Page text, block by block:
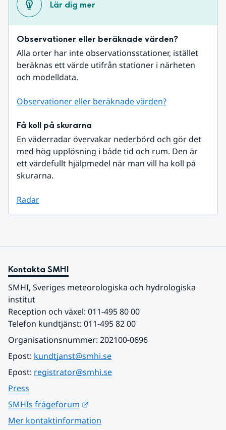
Lär dig mer
Observationer eller beräknade värden?
Alla orter har inte observationsstationer, istället
beräknas ett värde utifrån stationer i närheten
och modelldata.
Observationer eller beräknade värden?
Få koll på skurarna
En väderradar övervakar nederbörd och gör det
med hög upplösning i både tid och rum. Den är
ett värdefullt hjälpmedel när man vill ha koll på
skurarna.
Radar
Kontakta SMHI
SMHI, Sveriges meteorologiska och hydrologiska
institut
Reception och växel: 011-495 80 00
Telefon kundtjänst: 011-495 82 00
Organisationsnummer: 202100-0696
Epost: kundtjanst@smhi.se
Epost: registrator@smhi.se
Press
SMHIs frågeforum
Mer kontaktinformation